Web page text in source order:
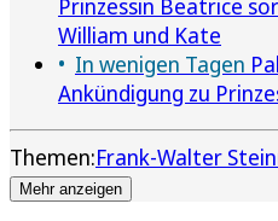
Prinzessin Beatrice
William und Kate
In wenigen Tagen
Ankündigung zu
Themen:Frank-Walter
Mehr anzeigen